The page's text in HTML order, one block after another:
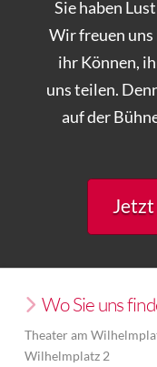
Sie haben
Wir freuen uns
ihr Können,
uns teilen.
auf der
Wo Sie uns
Theater am
Wilhelmplatz 2